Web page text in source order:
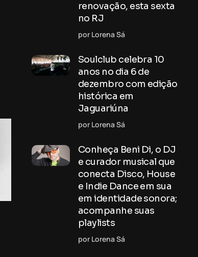
renovação, esta sexta
no RJ
por Lorena Sá
Soulclub celebra 10
anos no dia 6 de
dezembro com edição
histórica em
Jaguariúna
por Lorena Sá
Conheça Beni Di, o DJ
e curador musical que
conecta Disco, House
e Indie Dance em sua
em identidade sonora;
acompanhe suas
playlists
por Lorena Sá